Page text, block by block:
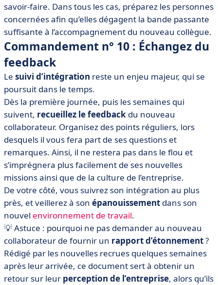
savoir-faire. Dans tous les cas, préparez les personnes
concernées afin qu’elles dégagent la bande passante
suffisante à l’accompagnement du nouveau collègue.
Commandement n° 10 : Échangez du
feedback
Le suivi d’intégration reste un enjeu majeur, qui se
poursuit dans le temps.
Dès la première journée, puis les semaines qui
suivent, recueillez le feedback du nouveau
collaborateur. Organisez des points réguliers, lors
desquels il vous fera part de ses questions et
remarques. Ainsi, il ne restera pas dans le flou et
s’imprégnera plus facilement de ses nouvelles
missions ainsi que de la culture de l’entreprise.
De votre côté, vous suivrez son intégration au plus
près, et veillerez à son épanouissement dans son
nouvel environnement de travail.
💡 Astuce : pourquoi ne pas demander au nouveau
collaborateur de fournir un rapport d’étonnement?
Rédigé par les nouvelles recrues quelques semaines
après leur arrivée, ce document sert à obtenir un
retour sur leur perception de l’entreprise, alors qu’ils